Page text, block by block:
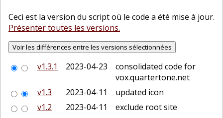
Ceci est la version du script où le code a été mise à jour.
Présenter toutes les versions.
v1.3.1 2023-04-23
consolidated code for
vox.quartertone.net
v1.3
2023-04-11
updated icon
v1.2
2023-04-11
exclude root site